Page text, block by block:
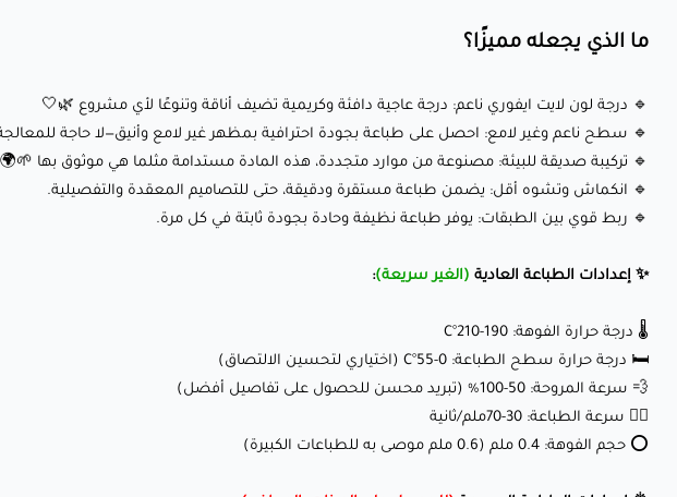
للتصاميم المعقدة
🔹 ربط قوي بين
في كل مرة.
ما الذي يجعله مميزًا؟
🔹 درجة لون لايت ايفوري ناعم: درجة عاجية دافئة وكريمية تضيف أناقة وتنوعًا لأي مشروع 🌿🤍
🔹 سطح ناعم وغير لامع: احصل على طباعة بجودة احترافية بمظهر غير لامع وأنيق—لا حاجة للمعالجة
🔹 تركيبة صديقة للبيئة: مصنوعة من موارد متجددة، هذه المادة مستدامة مثلما هي موثوق بها 🌱🌍
🔹 انكماش وتشوه أقل: يضمن طباعة مستقرة ودقيقة، حتى للتصاميم المعقدة والتفصيلية.
🔹 ربط قوي بين الطبقات: يوفر طباعة نظيفة وحادة بجودة ثابتة في كل مرة.
✨ إعدادات الطباعة العادية (الغير سريعة):
🌡️ درجة حرارة الفوهة: 190-210°C
🛏️ درجة حرارة سطح الطباعة: 0-55°C (اختياري لتحسين الالتصاق)
💨 سرعة المروحة: 50-100% (تبريد محسن للحصول على تفاصيل أفضل)
🏃‍♂️ سرعة الطباعة: 30-70ملم/ثانية
⭕ حجم الفوهة: 0.4 ملم (0.6 ملم موصى به للطباعات الكبيرة)